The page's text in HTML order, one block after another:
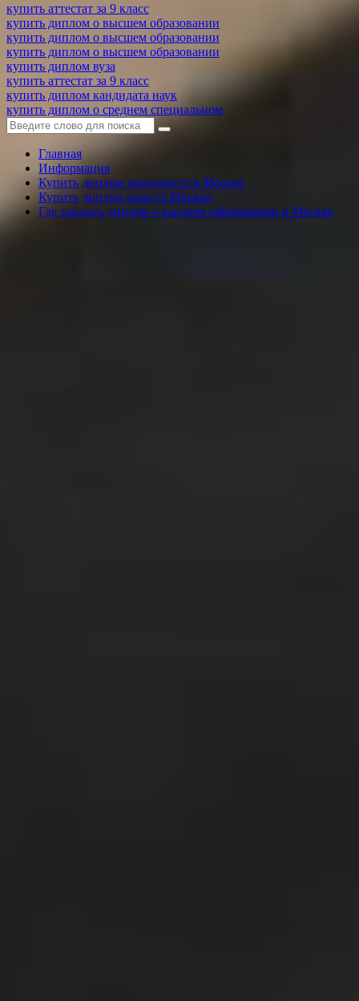
купить аттестат за 9 класс
купить диплом о высшем образовании
купить диплом о высшем образовании
купить диплом о высшем образовании
купить диплом вуза
купить аттестат за 9 класс
купить диплом кандидата наук
купить диплом о среднем специальном
Главная
Информация
Купить диплом экономиста в Москве
Купить диплом юриста Москва
Где заказать диплом о высшем образовании в Москве